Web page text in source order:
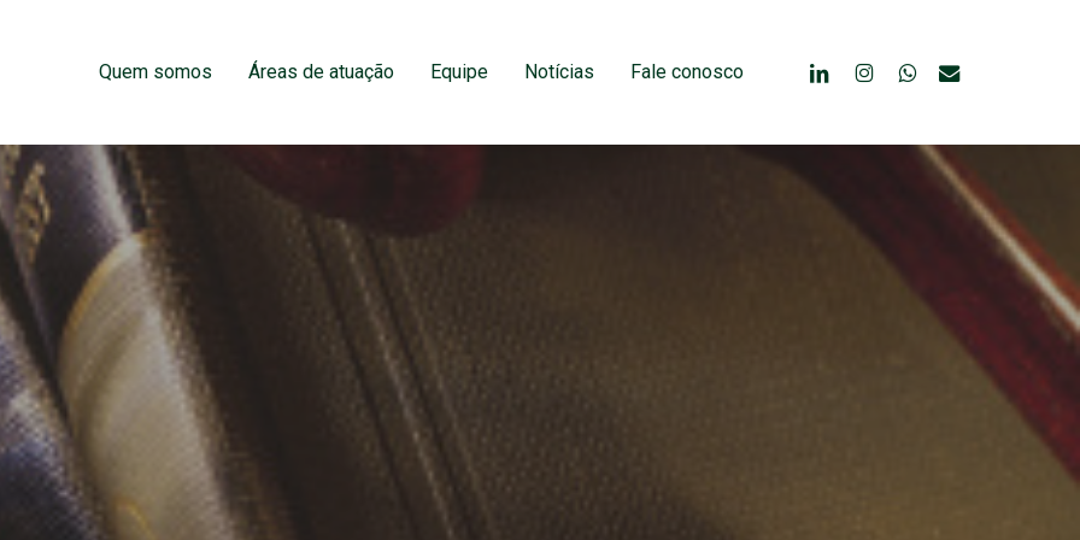
Quem somos Áreas de atuação Equipe Notícias Fale conosco linkedininstagramwhatsapp
email